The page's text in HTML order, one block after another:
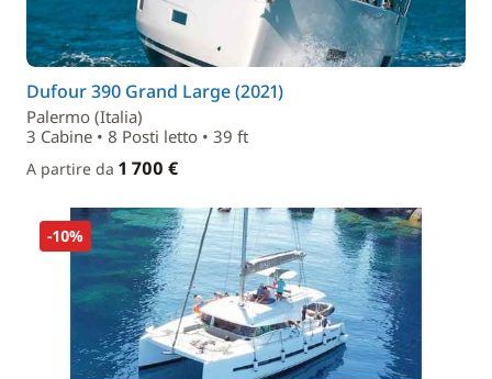
Dufour 390 Grand Large (2021)
Palermo (Italia)
3 Cabine • 8 Posti letto • 39 ft
A partire da 1 700 €
-10%